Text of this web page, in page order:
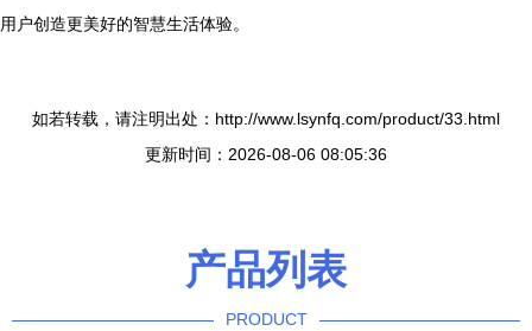
用户创造更美好的智慧生活体验。
如若转载，请注明出处：http://www.lsynfq.com/product/33.html
更新时间：2026-08-06 08:05:36
产品列表
PRODUCT